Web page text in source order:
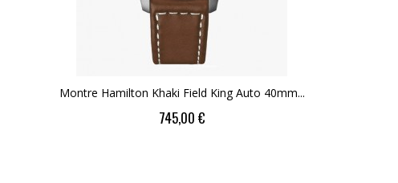
Montre Hamilton Khaki Field King Auto 40mm...
Price
745,00 €